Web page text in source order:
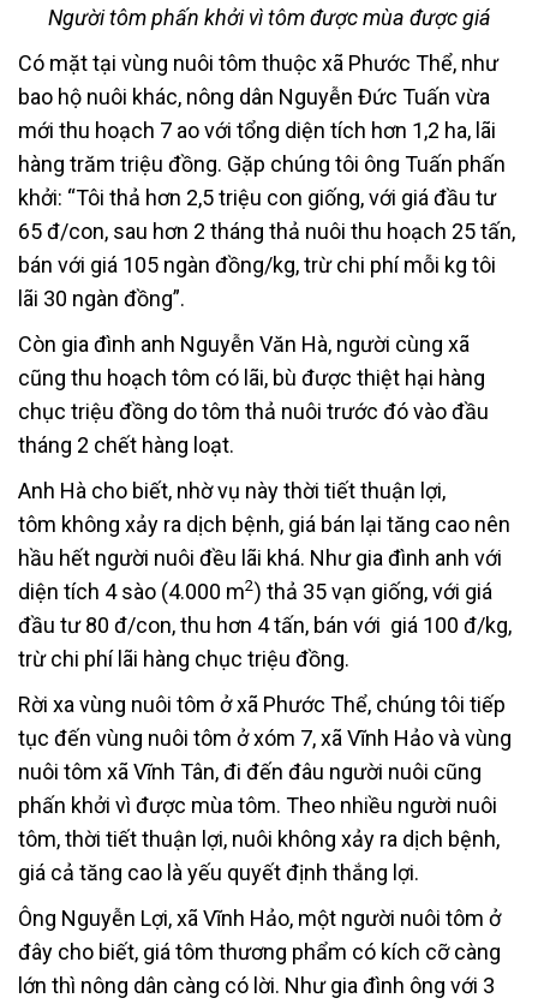
Người tôm phấn khởi vì tôm được mùa được giá
Có mặt tại vùng nuôi tôm thuộc xã Phước Thể, như
bao hộ nuôi khác, nông dân Nguyễn Đức Tuấn vừa
mới thu hoạch 7 ao với tổng diện tích hơn 1,2 ha, lãi
hàng trăm triệu đồng. Gặp chúng tôi ông Tuấn phấn
khởi: “Tôi thả hơn 2,5 triệu con giống, với giá đầu tư
65 đ/con, sau hơn 2 tháng thả nuôi thu hoạch 25 tấn,
bán với giá 105 ngàn đồng/kg, trừ chi phí mỗi kg tôi
lãi 30 ngàn đồng”.
Còn gia đình anh Nguyễn Văn Hà, người cùng xã
cũng thu hoạch tôm có lãi, bù được thiệt hại hàng
chục triệu đồng do tôm thả nuôi trước đó vào đầu
tháng 2 chết hàng loạt.
Anh Hà cho biết, nhờ vụ này thời tiết thuận lợi,
tôm không xảy ra dịch bệnh, giá bán lại tăng cao nên
hầu hết người nuôi đều lãi khá. Như gia đình anh với
diện tích 4 sào (4.000 m2) thả 35 vạn giống, với giá
đầu tư 80 đ/con, thu hơn 4 tấn, bán với giá 100 đ/kg,
trừ chi phí lãi hàng chục triệu đồng.
Rời xa vùng nuôi tôm ở xã Phước Thể, chúng tôi tiếp
tục đến vùng nuôi tôm ở xóm 7, xã Vĩnh Hảo và vùng
nuôi tôm xã Vĩnh Tân, đi đến đâu người nuôi cũng
phấn khởi vì được mùa tôm. Theo nhiều người nuôi
tôm, thời tiết thuận lợi, nuôi không xảy ra dịch bệnh,
giá cả tăng cao là yếu quyết định thắng lợi.
Ông Nguyễn Lợi, xã Vĩnh Hảo, một người nuôi tôm ở
đây cho biết, giá tôm thương phẩm có kích cỡ càng
lớn thì nông dân càng có lời. Như gia đình ông với 3